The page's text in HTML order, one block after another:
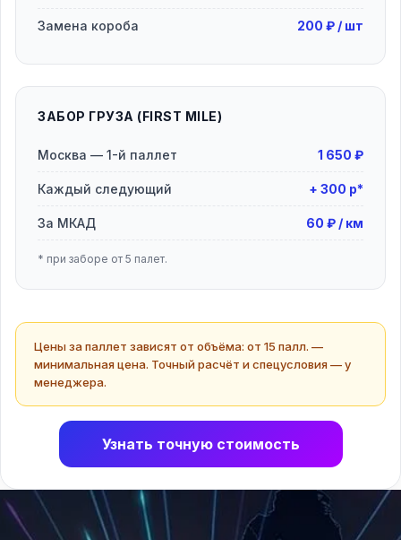
Замена короба 200 ₽ / шт
ЗАБОР ГРУЗА (FIRST MILE)
Москва — 1-й паллет 1 650 ₽
Каждый следующий + 300 р*
За МКАД 60 ₽ / км
* при заборе от 5 палет.
Цены за паллет зависят от объёма: от 15 палл. —
минимальная цена. Точный расчёт и спецусловия — у
менеджера.
Узнать точную стоимость